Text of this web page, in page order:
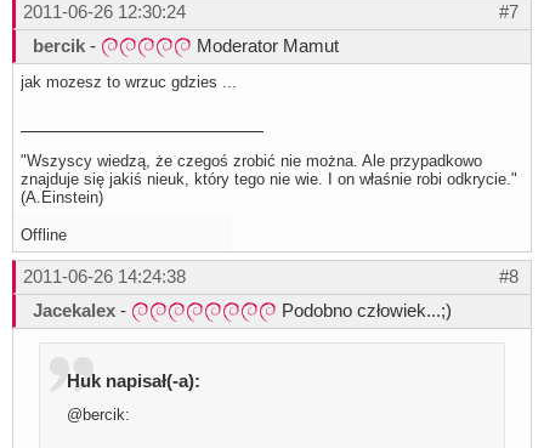
#7
2011-06-26 12:30:24
bercik - Moderator Mamut
jak mozesz to wrzuc gdzies ...
"Wszyscy wiedzą, że czegoś zrobić nie można. Ale przypadkowo
znajduje się jakiś nieuk, który tego nie wie. I on właśnie robi odkrycie."
(A.Einstein)
Offline
#8
2011-06-26 14:24:38
Jacekalex - Podobno człowiek...;)
Huk napisał(-a):
@bercik: